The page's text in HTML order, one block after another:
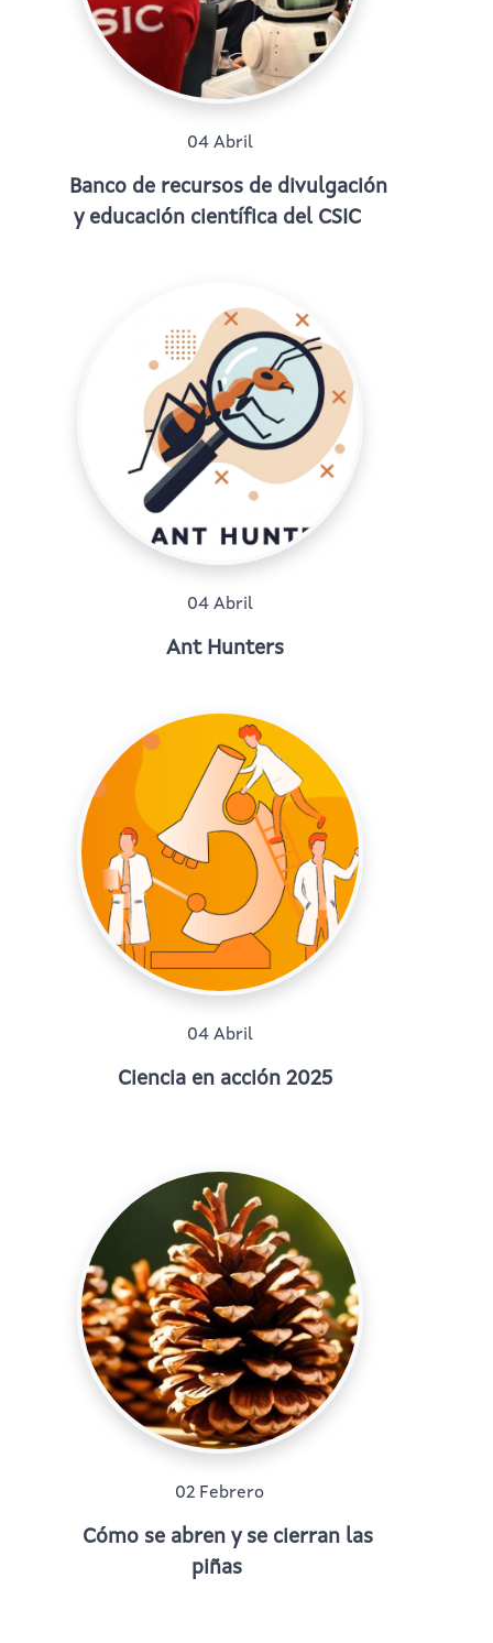
04 Abril
Banco de recursos de divulgación
y educación científica del CSIC
04 Abril
Ant Hunters
04 Abril
Ciencia en acción 2025
02 Febrero
Cómo se abren y se cierran las
piñas